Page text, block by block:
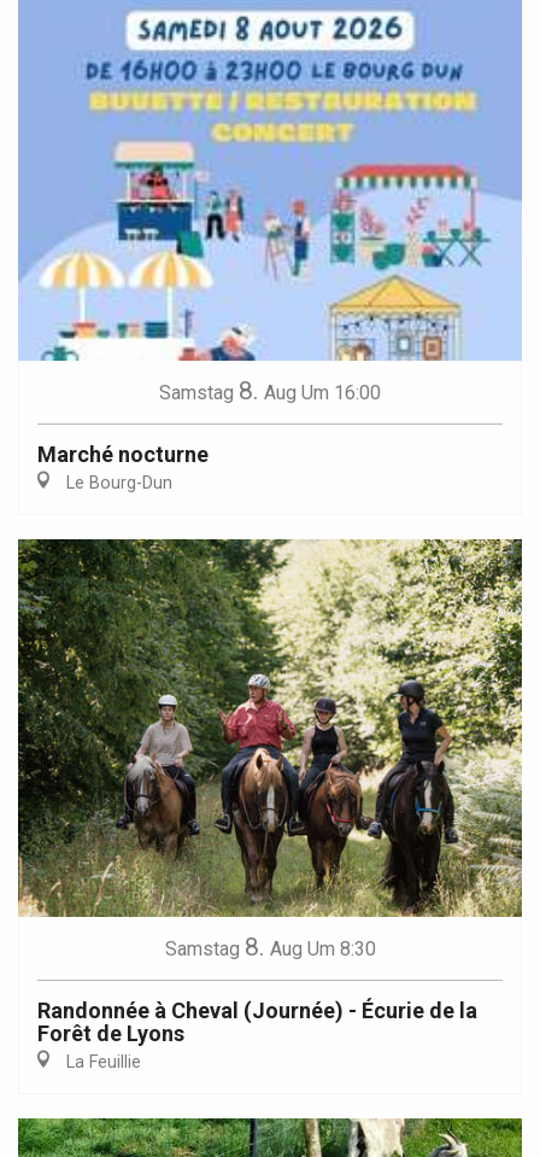
Samstag 8. Aug Um 16:00
Marché nocturne
Le Bourg-Dun
Samstag 8. Aug Um 8:30
Randonnée à Cheval (Journée) - Écurie de la
Forêt de Lyons
La Feuillie